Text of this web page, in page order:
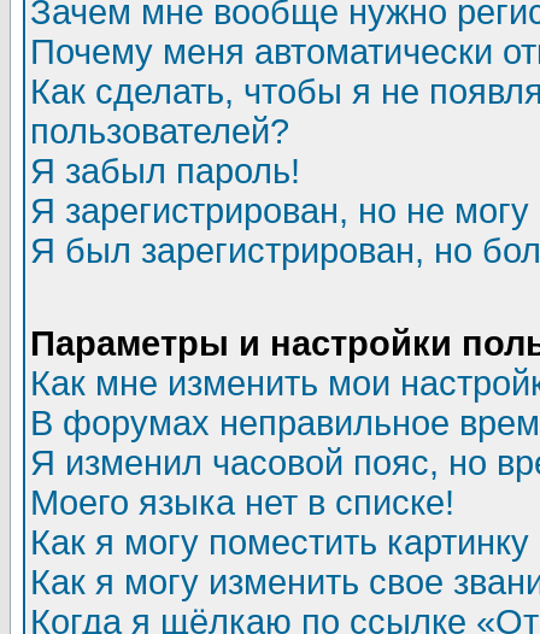
Зачем мне вообще нужно
Почему меня автоматически
Как сделать, чтобы я не
пользователей?
Я забыл пароль!
Я зарегистрирован, но не могу
Я был зарегистрирован, но
Параметры и настройки
Как мне изменить мои
В форумах неправильное
Я изменил часовой пояс, но
Моего языка нет в списке!
Как я могу поместить
Как я могу изменить свое
Когда я щёлкаю по ссылке